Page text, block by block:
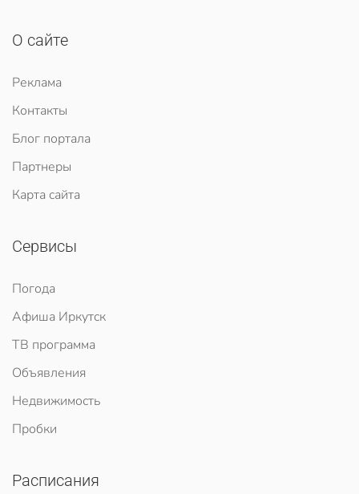
О сайте
Реклама
Контакты
Блог портала
Партнеры
Карта сайта
Сервисы
Погода
Афиша Иркутск
ТВ программа
Объявления
Недвижимость
Пробки
Расписания